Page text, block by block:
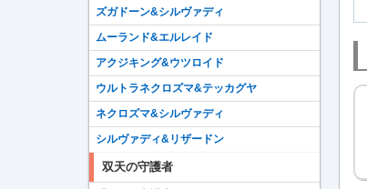
ズガドーン&シルヴァディ
ムーランド&エルレイド
アクジキング&ウツロイド
ウルトラネクロズマ&テッカグヤ
ネクロズマ&シルヴァディ
シルヴァディ&リザードン
双天の守護者